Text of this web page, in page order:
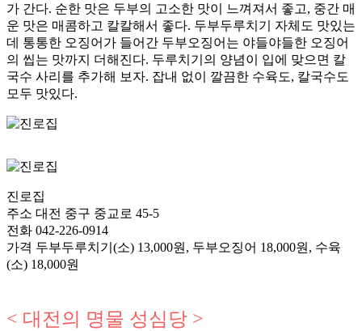
가 간다. 순한 맛은 두부의 고소한 맛이 느껴져서 좋고, 중간 매
운 맛은 매콤하고 칼칼해서 좋다. 두부두루치기 자체도 맛있는
데 통통한 오징어가 들어간 두부오징어는 야들야들한 오징어
의 씹는 맛까지 더해진다. 두루치기의 양념이 입에 맞으면 칼
국수 사리를 추가해 보자. 잡내 없이 깔끔한 수육도, 칼국수도
모두 맛있다.
진로집
주소 대전 중구 중교로 45-5
전화 042-226-0914
가격 두부두루치기(소) 13,000원, 두부오징어 18,000원, 수육
(소) 18,000원
< 대전의 명물 성심당 >